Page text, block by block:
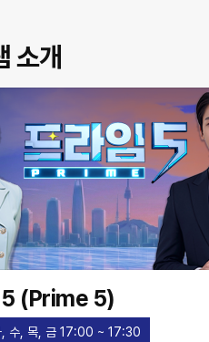
소개
5 (Prime 5)
, 수, 목, 금 17:00 ~ 17:30